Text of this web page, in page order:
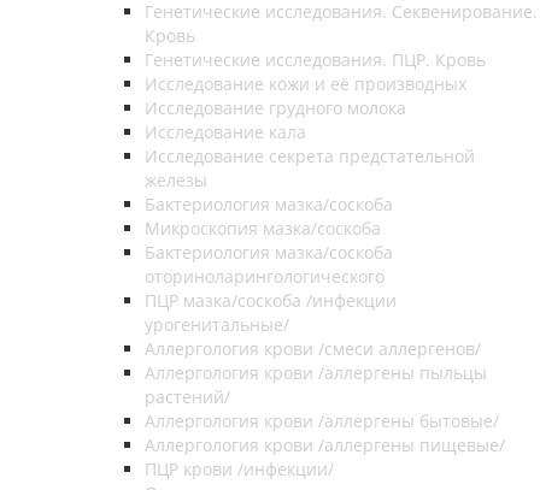
Генетические исследования. Секвенирование.
Кровь
Генетические исследования. ПЦР. Кровь
Исследование кожи и её производных
Исследование грудного молока
Исследование кала
Исследование секрета предстательной
железы
Бактериология мазка/соскоба
Микроскопия мазка/соскоба
Бактериология мазка/соскоба
оториноларингологического
ПЦР мазка/соскоба /инфекции
урогенитальные/
Аллергология крови /смеси аллергенов/
Аллергология крови /аллергены пыльцы
растений/
Аллергология крови /аллергены бытовые/
Аллергология крови /аллергены пищевые/
ПЦР крови /инфекции/